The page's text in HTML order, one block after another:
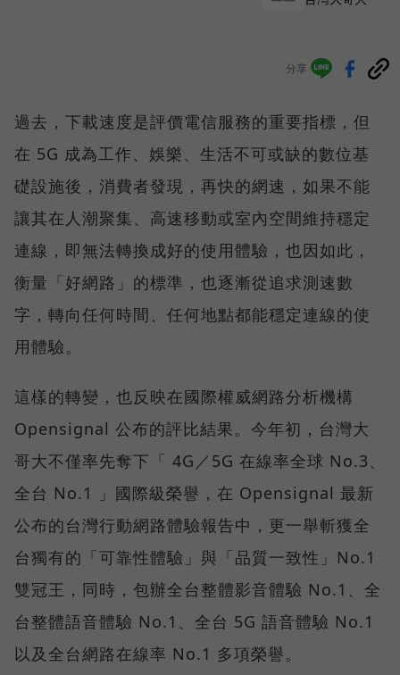
分享
過去，下載速度是評價電信服務的重要指標，但
在 5G 成為工作、娛樂、生活不可或缺的數位基
礎設施後，消費者發現，再快的網速，如果不能
讓其在人潮聚集、高速移動或室內空間維持穩定
連線，即無法轉換成好的使用體驗，也因如此，
衡量「好網路」的標準，也逐漸從追求測速數
字，轉向任何時間、任何地點都能穩定連線的使
用體驗。
這樣的轉變，也反映在國際權威網路分析機構
Opensignal 公布的評比結果。今年初，台灣大
哥大不僅率先奪下「 4G／5G 在線率全球 No.3、
全台 No.1 」國際級榮譽，在 Opensignal 最新
公布的台灣行動網路體驗報告中，更一舉斬獲全
台獨有的「可靠性體驗」與「品質一致性」No.1
雙冠王，同時，包辦全台整體影音體驗 No.1、全
台整體語音體驗 No.1、全台 5G 語音體驗 No.1
以及全台網路在線率 No.1 多項榮譽。